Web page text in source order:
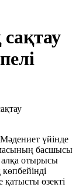
үйінде
басшысы
отырысы
өзекті